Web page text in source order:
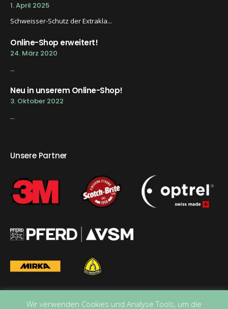
1. April 2025
Schweisser-Schutz der Extrakla...
Online-Shop erweitert!
24. März 2020
...
Neu in unserem Online-Shop!
3. Oktober 2022
...
Unsere Partner
Wir verwenden Cookies und Analyse Tools, um die